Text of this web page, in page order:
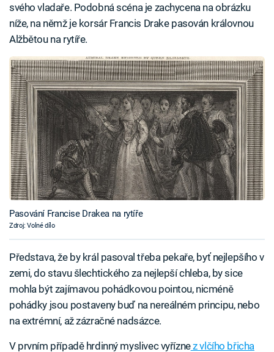
svého vladaře. Podobná scéna je zachycena na obrázku
níže, na němž je korsár Francis Drake pasován královnou
Alžbětou na rytíře.
Pasování Francise Drakea na rytíře
Zdroj: Volné dílo
Představa, že by král pasoval třeba pekaře, byť nejlepšího v
zemi, do stavu šlechtického za nejlepší chleba, by sice
mohla být zajímavou pohádkovou pointou, nicméně
pohádky jsou postaveny buď na nereálném principu, nebo
na extrémní, až zázračné nadsázce.
V prvním případě hrdinný myslivec vyříznez vlčího břicha